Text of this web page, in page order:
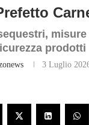
prodotti
3 Luglio